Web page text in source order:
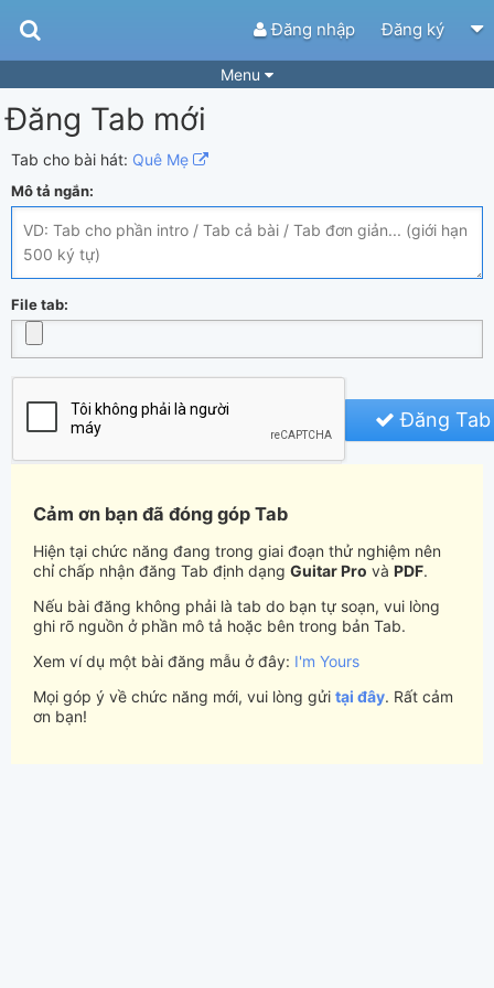
Đăng nhập Đăng ký
Menu
Bài hát
Playlist
Điệu bài hát
Tìm theo hợp âm Tải ứng dụng
Tắt quảng cáo
Đăng Tab mới
Tab cho bài hát: Quê Mẹ
Mô tả ngắn:
File tab:
Đăng
Cảm ơn bạn đã đóng góp Tab
Hiện tại chức năng đang trong giai đoạn thử nghiệm nên
chỉ chấp nhận đăng Tab định dạng Guitar Pro và PDF.
Nếu bài đăng không phải là tab do bạn tự soạn, vui lòng
ghi rõ nguồn ở phần mô tả hoặc bên trong bản Tab.
Xem ví dụ một bài đăng mẫu ở đây: I'm Yours
Mọi góp ý về chức năng mới, vui lòng gửi tại đây. Rất cảm
ơn bạn!